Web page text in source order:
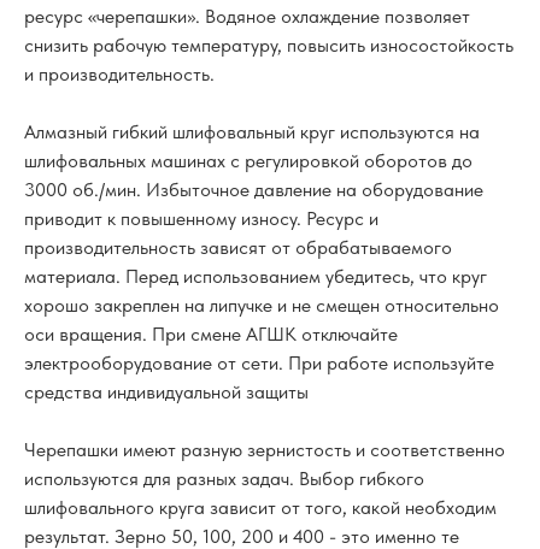
ресурс «черепашки». Водяное охлаждение позволяет
снизить рабочую температуру, повысить износостойкость
и производительность.
Алмазный гибкий шлифовальный круг используются на
шлифовальных машинах с регулировкой оборотов до
3000 об./мин. Избыточное давление на оборудование
приводит к повышенному износу. Ресурс и
производительность зависят от обрабатываемого
материала. Перед использованием убедитесь, что круг
хорошо закреплен на липучке и не смещен относительно
оси вращения. При смене АГШК отключайте
электрооборудование от сети. При работе используйте
средства индивидуальной защиты
Черепашки имеют разную зернистость и соответственно
используются для разных задач. Выбор гибкого
шлифовального круга зависит от того, какой необходим
результат. Зерно 50, 100, 200 и 400 - это именно те